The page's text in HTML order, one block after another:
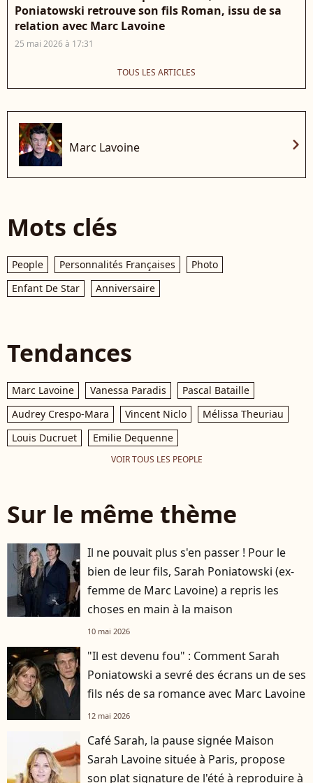
Poniatowski retrouve son fils Roman, issu de sa
relation avec Marc Lavoine
25 mai 2026 à 17:31
TOUS LES ARTICLES
Marc Lavoine chevron_right
Mots clés
People Personnalités Françaises
Photo
Enfant De Star
Anniversaire
Tendances
Marc Lavoine Vanessa Paradis
Pascal Bataille
Audrey Crespo-Mara
Vincent Niclo
Mélissa Theuriau
Louis Ducruet
Emilie Dequenne
VOIR TOUS LES PEOPLE
Sur le même thème
Il ne pouvait plus s'en passer ! Pour le
bien de leur fils, Sarah Poniatowski (ex-
femme de Marc Lavoine) a repris les
choses en main à la maison
10 mai 2026
"Il est devenu fou" : Comment Sarah
Poniatowski a sevré des écrans un de ses
fils nés de sa romance avec Marc Lavoine
12 mai 2026
Café Sarah, la pause signée Maison
Sarah Lavoine située à Paris, propose
son plat signature de l'été à reproduire à